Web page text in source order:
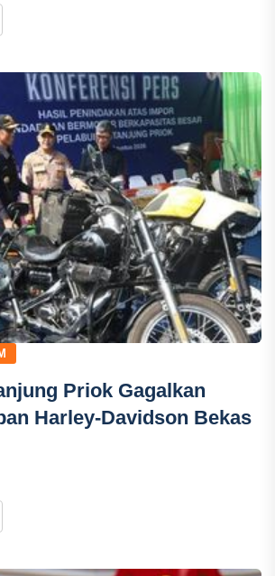
Priok Gagalkan
Harley-Davidson Bekas